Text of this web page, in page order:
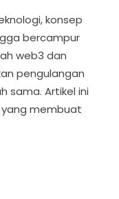
konsep
bercampur
web3 dan
pengulangan
sama. Artikel ini
membuat